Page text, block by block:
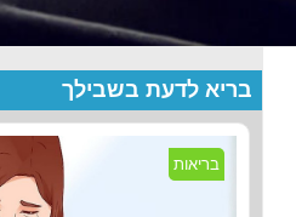
בריא לדעת בשבילך
בריאות